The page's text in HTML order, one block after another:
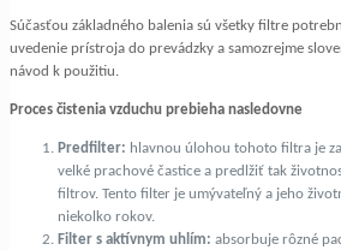
Súčasťou základného balenia sú všetky filtre
uvedenie prístroja do prevádzky a samozrejme
návod k použitiu.
Proces čistenia vzduchu prebieha nasledovne
Predfilter: hlavnou úlohou tohoto filtra je
velké prachové častice a predlžiť tak
filtrov. Tento filter je umývateľný a jeho
niekolko rokov.
Filter s aktívnym uhlím: absorbuje rôzné